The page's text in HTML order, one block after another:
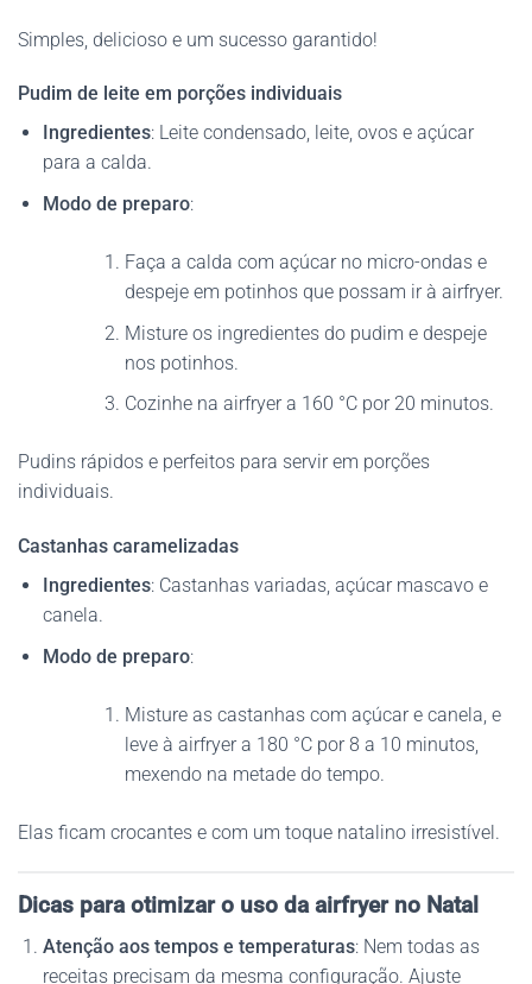
Simples, delicioso e um sucesso garantido!
Pudim de leite em porções individuais
Ingredientes: Leite condensado, leite, ovos e açúcar
para a calda.
Modo de preparo:
Faça a calda com açúcar no micro-ondas e
despeje em potinhos que possam ir à airfryer.
Misture os ingredientes do pudim e despeje
nos potinhos.
Cozinhe na airfryer a 160 °C por 20 minutos.
Pudins rápidos e perfeitos para servir em porções
individuais.
Castanhas caramelizadas
Ingredientes: Castanhas variadas, açúcar mascavo e
canela.
Modo de preparo:
Misture as castanhas com açúcar e canela, e
leve à airfryer a 180 °C por 8 a 10 minutos,
mexendo na metade do tempo.
Elas ficam crocantes e com um toque natalino irresistível.
Dicas para otimizar o uso da airfryer no Natal
Atenção aos tempos e temperaturas: Nem todas as
receitas precisam da mesma configuração. Ajuste